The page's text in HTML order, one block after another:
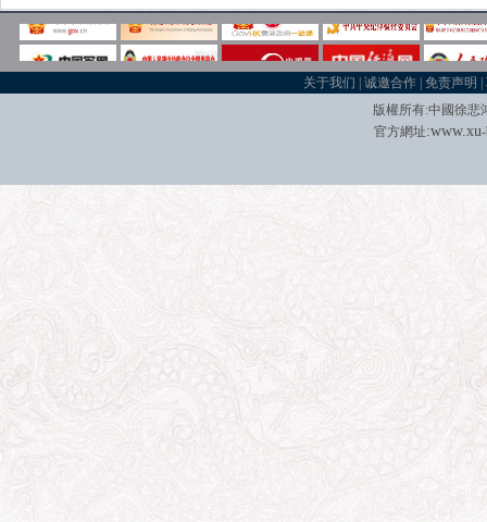
关于我们 |诚邀合作 |免责声明 |
版權所有:中國徐悲
官方網址:www.xu